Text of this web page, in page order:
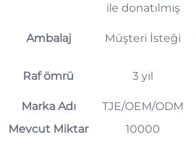
ile donatılmış
Ambalaj Müşteri İsteği
Raf ömrü
3 yıl
Marka Adı
TJE/OEM/ODM
Mevcut Miktar
10000